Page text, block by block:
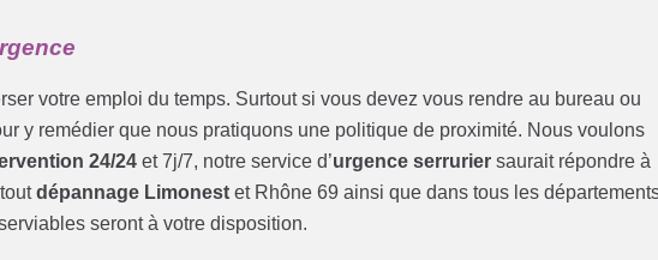
votre emploi du temps. Surtout si vous devez vous rendre au bureau ou
y remédier que nous pratiquons une politique de proximité. Nous voulons
24/24 et 7j/7, notre service d’urgence serrurier saurait répondre à
toutdépannage Limonest et Rhône 69 ainsi que dans tous les
seront à votre disposition.